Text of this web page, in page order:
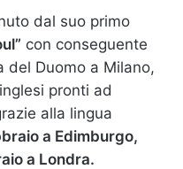
dal suo primo
con conseguente
del Duomo a Milano,
pronti ad
alla lingua
a Edimburgo,
a Londra.